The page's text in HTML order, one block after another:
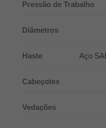
Pressão de Trabalho
Diâmetros
Haste Aço
Cabeçotes
Vedações